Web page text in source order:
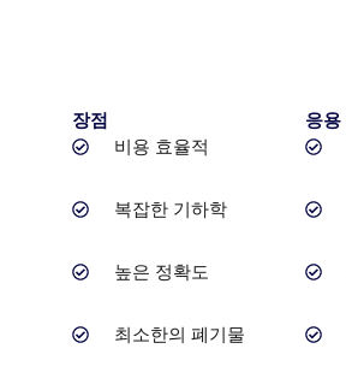
장점
비용 효율적
복잡한 기하학
높은 정확도
최소한의 폐기물
응용